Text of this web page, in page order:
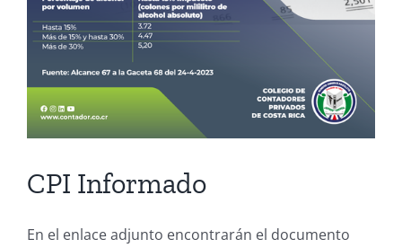
CPI Informado
En el enlace adjunto encontrarán el documento